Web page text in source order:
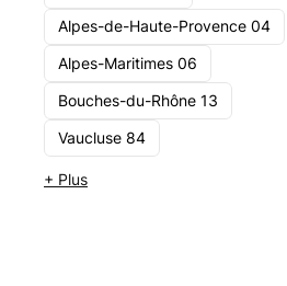
Alpes-de-Haute-Provence 04
Alpes-Maritimes 06
Bouches-du-Rhône 13
Vaucluse 84
+ Plus